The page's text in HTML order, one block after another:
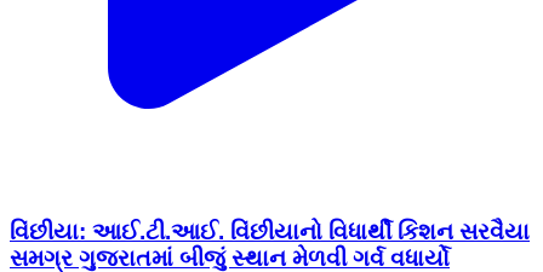
વિંછીયા: આઈ.ટી.આઈ. વિંછીયાનો વિધાર્થી કિશન સરવૈયા
સમગ્ર ગુજરાતમાં બીજું સ્થાન મેળવી ગર્વ વધાર્યો